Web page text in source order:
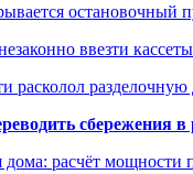
остановочный
ввезти
расколол
сбережения
расчёт мощности